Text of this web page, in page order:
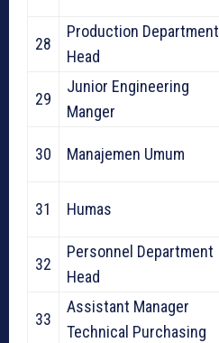
28
Production Department
Head
29
Junior Engineering
Manger
30 Manajemen Umum
31 Humas
32
Personnel Department
Head
33
Assistant Manager
Technical Purchasing